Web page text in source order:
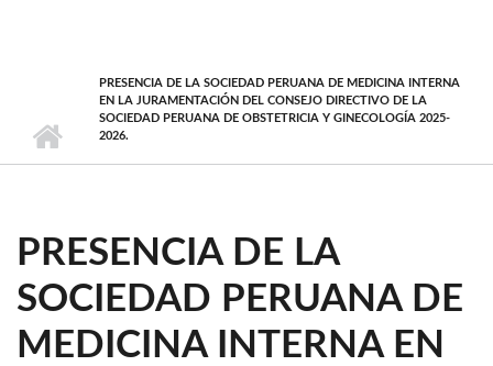
PRESENCIA DE LA SOCIEDAD PERUANA DE MEDICINA INTERNA
EN LA JURAMENTACIÓN DEL CONSEJO DIRECTIVO DE LA
SOCIEDAD PERUANA DE OBSTETRICIA Y GINECOLOGÍA 2025-
2026.
PRESENCIA DE LA
SOCIEDAD PERUANA DE
MEDICINA INTERNA EN